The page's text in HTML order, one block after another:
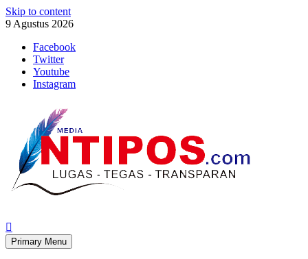
Skip to content
9 Agustus 2026
Facebook
Twitter
Youtube
Instagram
Primary Menu